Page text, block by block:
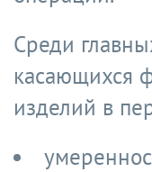
Среди
касающихся
изделий в